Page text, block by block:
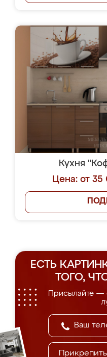
Кухня
Цена: от 35
ЕСТЬ
ТОГО,
Присылайте —